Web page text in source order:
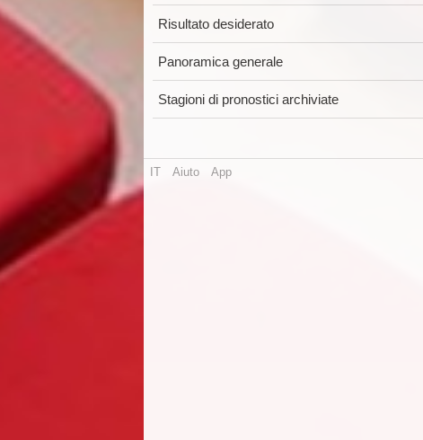
Risultato desiderato
Panoramica generale
Stagioni di pronostici archiviate
IT Aiuto App